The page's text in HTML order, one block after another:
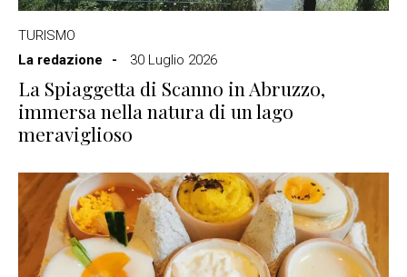
TURISMO
La redazione
30 Luglio 2026
La Spiaggetta di Scanno in Abruzzo,
immersa nella natura di un lago
meraviglioso